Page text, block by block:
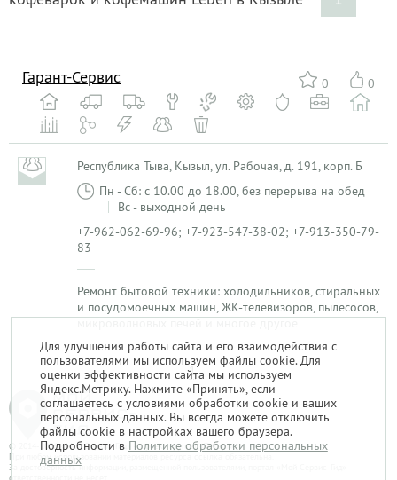
0 0
Гарант-Сервис
Республика Тыва, Кызыл, ул. Рабочая, д. 191, корп. Б
Пн - Сб: с 10.00 до 18.00, без перерыва на обед
Вс - выходной день
+7-962-062-69-96; +7-923-547-38-02; +7-913-350-79-
83
Ремонт бытовой техники: холодильников, стиральных
и посудомоечных машин, ЖК-телевизоров, пылесосов,
микроволновых печей и многое другое
1
© 2014-2026. «Мой Сервис-Гид» – проект группы «Текарт».
При любом использовании материалов ресурса ссылка обязательна.
За достоверность информации, размещенной пользователями, портал «Мой Сервис-Гид»
Для улучшения работы сайта и его взаимодействия с
пользователями мы используем файлы cookie. Для
оценки эффективности сайта мы используем
Яндекс.Метрику. Нажмите «Принять», если
соглашаетесь с условиями обработки cookie и ваших
персональных данных. Вы всегда можете отключить
файлы cookie в настройках вашего браузера.
Подробности в Политике обработки персональных
данных